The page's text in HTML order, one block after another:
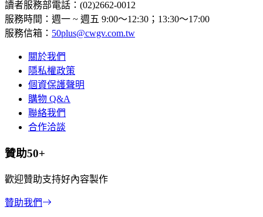
讀者服務部電話：(02)2662-0012
服務時間：週一 ~ 週五 9:00～12:30；13:30～17:00
服務信箱： 50plus@cwgv.com.tw
關於我們
隱私權政策
個資保護聲明
購物 Q&A
聯絡我們
合作洽談
贊助50+
歡迎贊助支持好內容製作
贊助我們